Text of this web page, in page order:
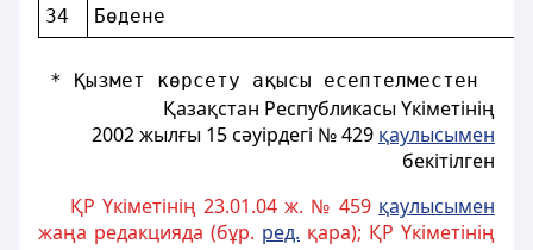
34
Бөдене
* Қызмет көрсету ақысы есептелместен
Қазақстан Республикасы Үкіметінiң
2002 жылғы 15 сәуірдегі № 429 қаулысымен
бекітілген
ҚР Үкіметінің 23.01.04 ж. № 459 қаулысымен
жаңа редакцияда (бұр. ред. қара); ҚР Үкіметінің